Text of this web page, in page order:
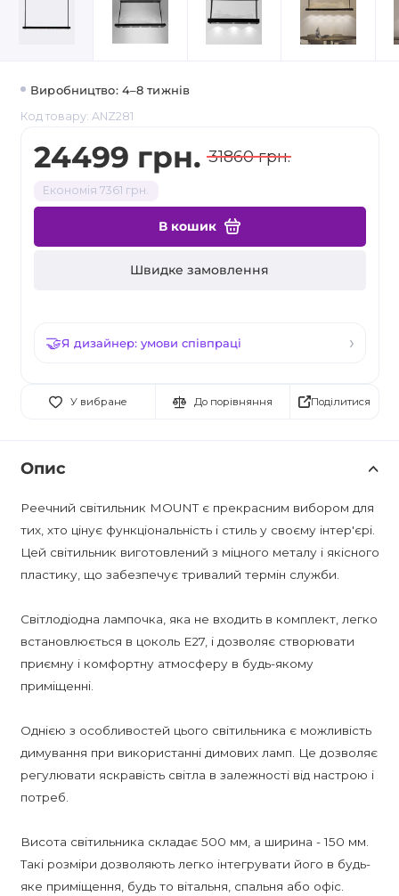
Виробництво: 4–8 тижнів
Код товару: ANZ281
24499 грн. 31860 грн.
Економія 7361 грн.
В кошик
Швидке замовлення
Я дизайнер: умови співпраці
У вибране До порівняння Поділитися
Опис
Реечний світильник MOUNT є прекрасним вибором для
тих, хто цінує функціональність і стиль у своєму інтер'єрі.
Цей світильник виготовлений з міцного металу і якісного
пластику, що забезпечує тривалий термін служби.
Світлодіодна лампочка, яка не входить в комплект, легко
встановлюється в цоколь E27, і дозволяє створювати
приємну і комфортну атмосферу в будь-якому
приміщенні.
Однією з особливостей цього світильника є можливість
димування при використанні димових ламп. Це дозволяє
регулювати яскравість світла в залежності від настрою і
потреб.
Висота світильника складає 500 мм, а ширина - 150 мм.
Такі розміри дозволяють легко інтегрувати його в будь-
яке приміщення, будь то вітальня, спальня або офіс.